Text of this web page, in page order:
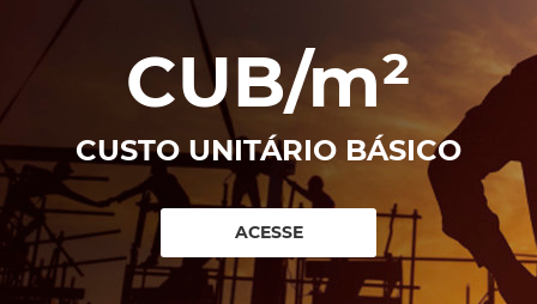
CUB/m²
CUSTO UNITÁRIO BÁSICO
ACESSE